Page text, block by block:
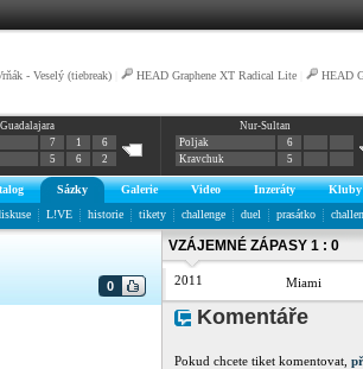
- Veselý (tiebreak) HEAD Graphene XT Radical Lite HEAD
Guadalajara
7 1
6
5 6 2
Nur-Sultan
Poljak
6
Kravchuk
5
Sázky Galerie Video Inzeráty Kluby
L!VE historie tikety challenge duel prasátko
0
VZÁJEMNÉ ZÁPASY 1 : 0
2011 Miami
Komentáře
Pokud chcete tiket komentovat,